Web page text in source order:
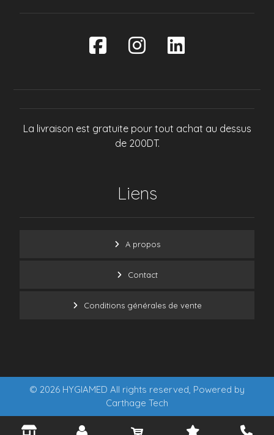
La livraison est gratuite pour tout achat au dessus
de 200DT.
Liens
A propos
Contact
Conditions générales de vente
© 2026 HYGIAMED All rights reserved, Powered by
Carthage Tech